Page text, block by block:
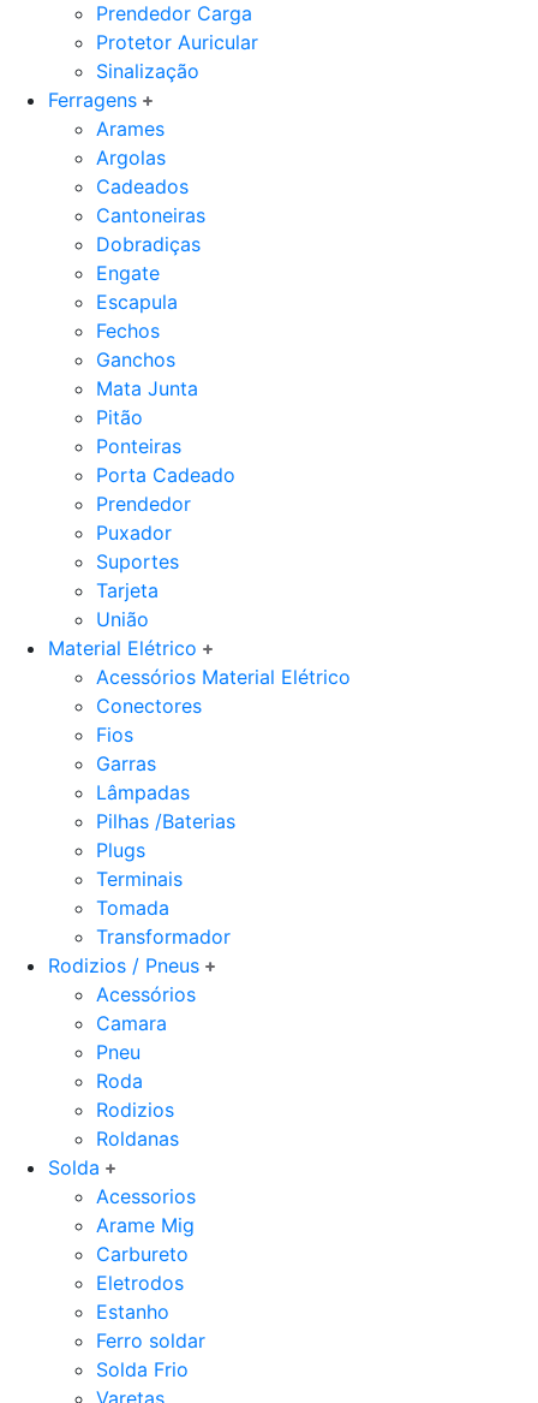
Prendedor Carga
Protetor Auricular
Sinalização
Ferragens
Arames
Argolas
Cadeados
Cantoneiras
Dobradiças
Engate
Escapula
Fechos
Ganchos
Mata Junta
Pitão
Ponteiras
Porta Cadeado
Prendedor
Puxador
Suportes
Tarjeta
União
Material Elétrico
Acessórios Material Elétrico
Conectores
Fios
Garras
Lâmpadas
Pilhas /Baterias
Plugs
Terminais
Tomada
Transformador
Rodizios / Pneus
Acessórios
Camara
Pneu
Roda
Rodizios
Roldanas
Solda
Acessorios
Arame Mig
Carbureto
Eletrodos
Estanho
Ferro soldar
Solda Frio